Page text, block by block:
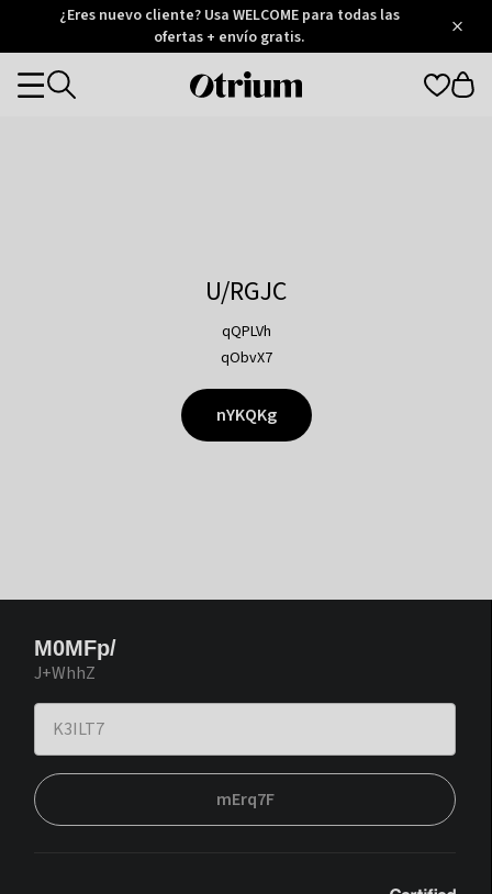
Otrium
Trustpilot
¿Eres nuevo cliente? Usa WELCOME para todas las
ofertas + envío gratis.
Otrium
Categories
U/RGJC
qQPLVh
qObvX7
nYKQKg
M0MFp/
J+WhhZ
mErq7F